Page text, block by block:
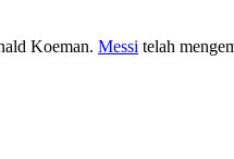
Koeman. Messi telah